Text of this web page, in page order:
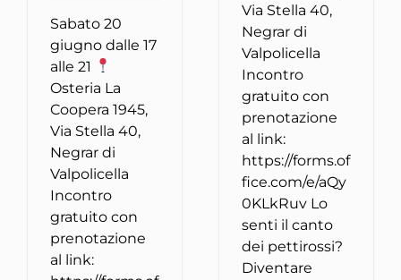
Sabato 20
giugno dalle 17
alle 21
Osteria La
Coopera 1945,
Via Stella 40,
Negrar di
Valpolicella
Incontro
gratuito con
prenotazione
al link:
Via Stella 40,
Negrar di
Valpolicella
Incontro
gratuito con
prenotazione
al link:
https://forms.of
fice.com/e/aQy
0KLkRuv Lo
senti il canto
dei pettirossi?
Diventare